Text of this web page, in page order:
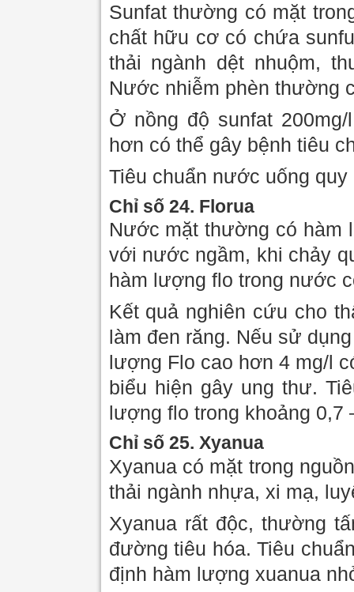
Sunfat thường có mặt
chất hữu cơ có chứa
thải ngành dệt nhuộm,
Nước nhiễm phèn thường
Ở nồng độ sunfat
hơn có thể gây bệnh tiêu
Tiêu chuẩn nước uống
Chỉ số 24. Florua
Nước mặt thường có hàm
với nước ngầm, khi chảy
hàm lượng flo trong nước
Kết quả nghiên cứu cho
làm đen răng. Nếu sử
lượng Flo cao hơn 4 mg/l
biểu hiện gây ung thư.
lượng flo trong khoảng 0,7
Chỉ số 25. Xyanua
Xyanua có mặt trong
thải ngành nhựa, xi mạ,
Xyanua rất độc, thường
đường tiêu hóa. Tiêu
định hàm lượng xuanua